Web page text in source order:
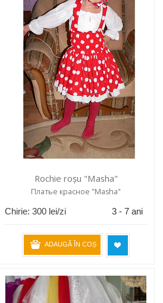
Rochie roșu "Masha"
Платье красное "Masha"
Chirie:300 lei/zi 3 - 7 ani
ADAUGĂ ÎN COȘ